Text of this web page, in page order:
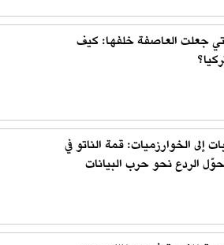
جعلت العاصفة خلفها: كيف
إلى الخوارزميات: قمة الناتو في
الردع نحو حرب البيانات